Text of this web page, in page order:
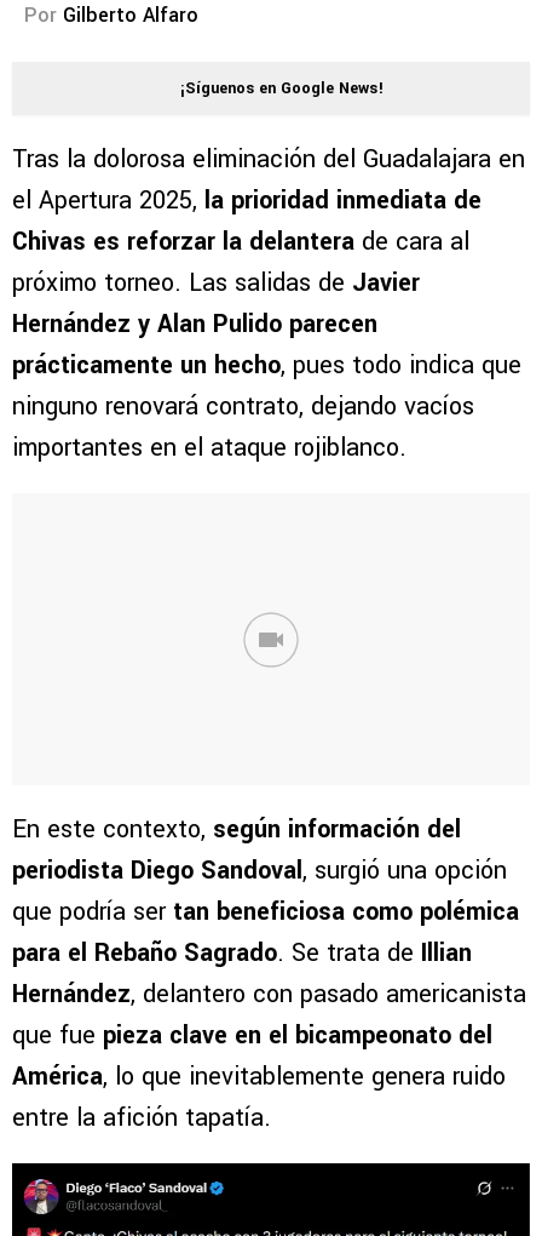
Por Gilberto Alfaro
¡Síguenos en Google News!
Tras la dolorosa eliminación del Guadalajara en
el Apertura 2025, la prioridad inmediata de
Chivas es reforzar la delantera de cara al
próximo torneo. Las salidas de Javier
Hernández y Alan Pulido parecen
prácticamente un hecho, pues todo indica que
ninguno renovará contrato, dejando vacíos
importantes en el ataque rojiblanco.
En este contexto, según información del
periodista Diego Sandoval, surgió una opción
que podría ser tan beneficiosa como polémica
para el Rebaño Sagrado. Se trata de Illian
Hernández, delantero con pasado americanista
que fue pieza clave en el bicampeonato del
América, lo que inevitablemente genera ruido
entre la afición tapatía.